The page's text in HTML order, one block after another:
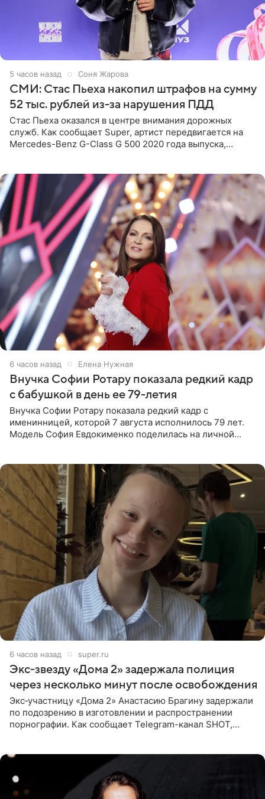
5 часов назад Соня Жарова
СМИ: Стас Пьеха накопил штрафов на сумму
52 тыс. рублей из-за нарушения ПДД
Стас Пьеха оказался в центре внимания дорожных
служб. Как сообщает Super, артист передвигается на
Mercedes-Benz G-Class G 500 2020 года выпуска,
6 часов назад Елена Нужная
Внучка Софии Ротару показала редкий кадр
с бабушкой в день ее 79-летия
Внучка Софии Ротару показала редкий кадр с
именинницей, которой 7 августа исполнилось 79 лет.
Модель София Евдокименко поделилась на личной
6 часов назад super.ru
Экс‑звезду «Дома 2» задержала полиция
через несколько минут после освобождения
Экс‑участницу «Дома 2» Анастасию Брагину задержали
по подозрению в изготовлении и распространении
порнографии. Как сообщает Telegram-канал SHOT,